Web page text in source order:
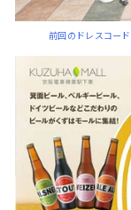
前回のドレスコード